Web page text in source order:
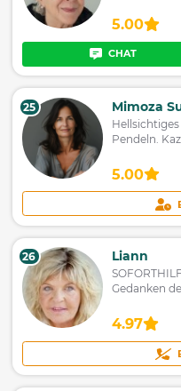
5.00
CHAT
25 Mimoza
Hellsichtiges
Pendeln.
5.00
26 Liann
Gedanken
4.97